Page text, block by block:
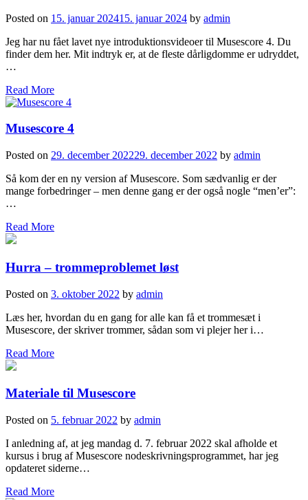
Posted on 15. januar 202415. januar 2024 by admin
Jeg har nu fået lavet nye introduktionsvideoer til Musescore 4. Du
finder dem her. Mit indtryk er, at de fleste dårligdomme er udryddet,
…
Read More
Musescore 4
Posted on 29. december 202229. december 2022 by admin
Så kom der en ny version af Musescore. Som sædvanlig er der
mange forbedringer – men denne gang er der også nogle “men’er”:
…
Read More
Hurra – trommeproblemet løst
Posted on 3. oktober 2022 by admin
Læs her, hvordan du en gang for alle kan få et trommesæt i
Musescore, der skriver trommer, sådan som vi plejer her i…
Read More
Materiale til Musescore
Posted on 5. februar 2022 by admin
I anledning af, at jeg mandag d. 7. februar 2022 skal afholde et
kursus i brug af Musescore nodeskrivningsprogrammet, har jeg
opdateret siderne…
Read More